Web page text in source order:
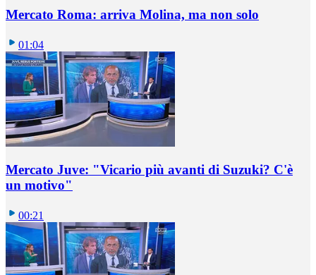
Mercato Roma: arriva Molina, ma non solo
01:04
Mercato Juve: "Vicario più avanti di Suzuki? C'è
un motivo"
00:21